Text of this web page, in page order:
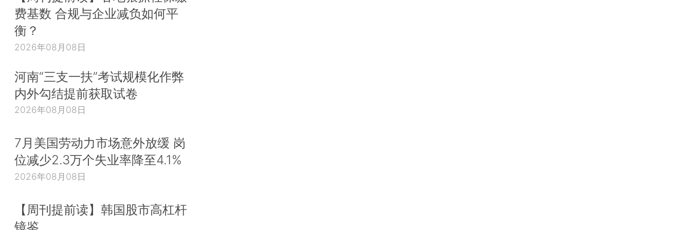
费基数 合规与企业减负如何平
衡？
2026年08月08日
河南“三支一扶”考试规模化作弊
内外勾结提前获取试卷
2026年08月08日
7月美国劳动力市场意外放缓 岗
位减少2.3万个失业率降至4.1%
2026年08月08日
【周刊提前读】韩国股市高杠杆
镜鉴